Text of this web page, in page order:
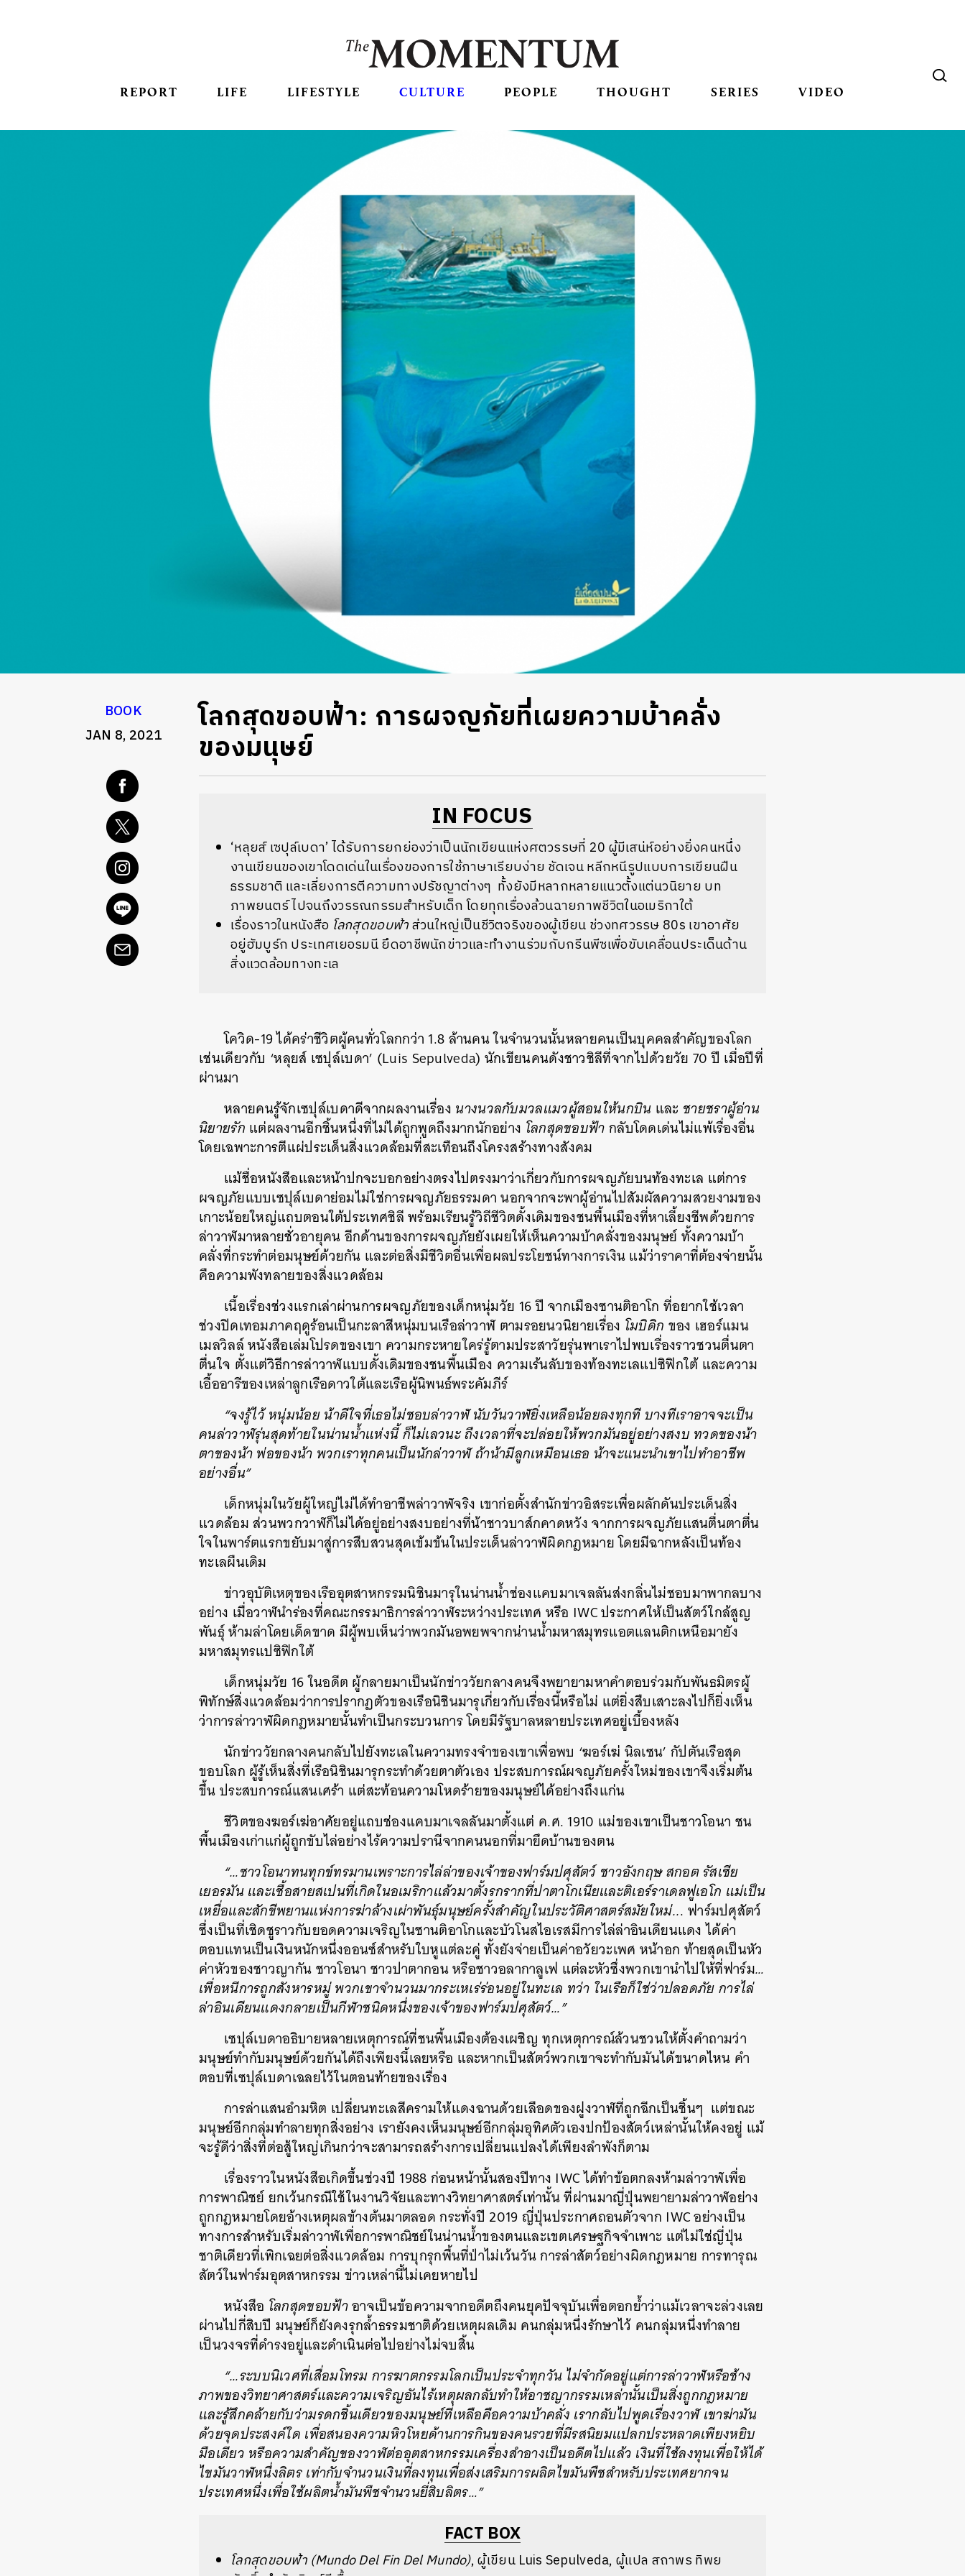
REPORT LIFE LIFESTYLE CULTURE PEOPLE THOUGHT SERIES VIDEO
BOOK
JAN 8, 2021
โลกสุดขอบฟ้า: การผจญภัยที่เผยความบ้าคลั่ง
ของมนุษย์
IN FOCUS
‘หลุยส์ เซปุล์เบดา’ ได้รับการยกย่องว่าเป็นนักเขียนแห่งศตวรรษที่ 20 ผู้มีเสน่ห์อย่างยิ่งคนหนึ่ง
งานเขียนของเขาโดดเด่นในเรื่องของการใช้ภาษาเรียบง่าย ชัดเจน หลีกหนีรูปแบบการเขียนฝืน
ธรรมชาติ และเลี่ยงการตีความทางปรัชญาต่างๆ ทั้งยังมีหลากหลายแนวตั้งแต่นวนิยาย บท
ภาพยนตร์ ไปจนถึงวรรณกรรมสำหรับเด็ก โดยทุกเรื่องล้วนฉายภาพชีวิตในอเมริกาใต้
เรื่องราวในหนังสือ โลกสุดขอบฟ้าส่วนใหญ่เป็นชีวิตจริงของผู้เขียน ช่วงทศวรรษ 80s เขาอาศัย
อยู่ฮัมบูร์ก ประเทศเยอรมนี ยึดอาชีพนักข่าวและทำงานร่วมกับกรีนพีซเพื่อขับเคลื่อนประเด็นด้าน
สิ่งแวดล้อมทางทะเล
โควิด-19 ได้คร่าชีวิตผู้คนทั่วโลกกว่า 1.8 ล้านคน ในจำนวนนั้นหลายคนเป็นบุคคลสำคัญของโลก
เช่นเดียวกับ ‘หลุยส์ เซปุล์เบดา’ (Luis Sepulveda) นักเขียนคนดังชาวชิลีที่จากไปด้วยวัย 70 ปี เมื่อปีที่
ผ่านมา
หลายคนรู้จักเซปุล์เบดาดีจากผลงานเรื่อง นางนวลกับมวลแมวผู้สอนให้นกบิน และ ชายชราผู้อ่าน
นิยายรัก แต่ผลงานอีกชิ้นหนึ่งที่ไม่ได้ถูกพูดถึงมากนักอย่าง โลกสุดขอบฟ้ากลับโดดเด่นไม่แพ้เรื่องอื่น
โดยเฉพาะการตีแผ่ประเด็นสิ่งแวดล้อมที่สะเทือนถึงโครงสร้างทางสังคม
แม้ชื่อหนังสือและหน้าปกจะบอกอย่างตรงไปตรงมาว่าเกี่ยวกับการผจญภัยบนท้องทะเล แต่การ
ผจญภัยแบบเซปุล์เบดาย่อมไม่ใช่การผจญภัยธรรมดา นอกจากจะพาผู้อ่านไปสัมผัสความสวยงามของ
เกาะน้อยใหญ่แถบตอนใต้ประเทศชิลี พร้อมเรียนรู้วิถีชีวิตดั้งเดิมของชนพื้นเมืองที่หาเลี้ยงชีพด้วยการ
ล่าวาฬมาหลายชั่วอายุคน อีกด้านของการผจญภัยยังเผยให้เห็นความบ้าคลั่งของมนุษย์ ทั้งความบ้า
คลั่งที่กระทำต่อมนุษย์ด้วยกัน และต่อสิ่งมีชีวิตอื่นเพื่อผลประโยชน์ทางการเงิน แม้ว่าราคาที่ต้องจ่ายนั้น
คือความพังทลายของสิ่งแวดล้อม
เนื้อเรื่องช่วงแรกเล่าผ่านการผจญภัยของเด็กหนุ่มวัย 16 ปี จากเมืองซานติอาโก ที่อยากใช้เวลา
ช่วงปิดเทอมภาคฤดูร้อนเป็นกะลาสีหนุ่มบนเรือล่าวาฬ ตามรอยนวนิยายเรื่อง โมบิดิก ของ เฮอร์แมน
เมลวิลล์ หนังสือเล่มโปรดของเขา ความกระหายใคร่รู้ตามประสาวัยรุ่นพาเราไปพบเรื่องราวชวนตื่นตา
ตื่นใจ ตั้งแต่วิธีการล่าวาฬแบบดั้งเดิมของชนพื้นเมือง ความเร้นลับของท้องทะเลแปซิฟิกใต้ และความ
เอื้ออารีของเหล่าลูกเรือดาวใต้และเรือผู้นิพนธ์พระคัมภีร์
“จงรู้ไว้ หนุ่มน้อย น้าดีใจที่เธอไม่ชอบล่าวาฬ นับวันวาฬยิ่งเหลือน้อยลงทุกที บางทีเราอาจจะเป็น
คนล่าวาฬรุ่นสุดท้ายในน่านน้ำแห่งนี้ ก็ไม่เลวนะ ถึงเวลาที่จะปล่อยให้พวกมันอยู่อย่างสงบ ทวดของน้า
ตาของน้า พ่อของน้า พวกเราทุกคนเป็นนักล่าวาฬ ถ้าน้ามีลูกเหมือนเธอ น้าจะแนะนำเขาไปทำอาชีพ
อย่างอื่น”
เด็กหนุ่มในวัยผู้ใหญ่ไม่ได้ทำอาชีพล่าวาฬจริง เขาก่อตั้งสำนักข่าวอิสระเพื่อผลักดันประเด็นสิ่ง
แวดล้อม ส่วนพวกวาฬก็ไม่ได้อยู่อย่างสงบอย่างที่น้าชาวบาส์กคาดหวัง จากการผจญภัยแสนตื่นตาตื่น
ใจในพาร์ตแรกขยับมาสู่การสืบสวนสุดเข้มข้นในประเด็นล่าวาฬผิดกฎหมาย โดยมีฉากหลังเป็นท้อง
ทะเลผืนเดิม
ข่าวอุบัติเหตุของเรืออุตสาหกรรมนิชินมารุในน่านน้ำช่องแคบมาเจลลันส่งกลิ่นไม่ชอบมาพากลบาง
อย่าง เมื่อวาฬนำร่องที่คณะกรรมาธิการล่าวาฬระหว่างประเทศ หรือ IWC ประกาศให้เป็นสัตว์ใกล้สูญ
พันธุ์ ห้ามล่าโดยเด็ดขาด มีผู้พบเห็นว่าพวกมันอพยพจากน่านน้ำมหาสมุทรแอตแลนติกเหนือมายัง
มหาสมุทรแปซิฟิกใต้
เด็กหนุ่มวัย 16 ในอดีต ผู้กลายมาเป็นนักข่าววัยกลางคนจึงพยายามหาคำตอบร่วมกับพันธมิตรผู้
พิทักษ์สิ่งแวดล้อมว่าการปรากฏตัวของเรือนิชินมารุเกี่ยวกับเรื่องนี้หรือไม่ แต่ยิ่งสืบเสาะลงไปก็ยิ่งเห็น
ว่าการล่าวาฬผิดกฎหมายนั้นทำเป็นกระบวนการ โดยมีรัฐบาลหลายประเทศอยู่เบื้องหลัง
นักข่าววัยกลางคนกลับไปยังทะเลในความทรงจำของเขาเพื่อพบ ‘ฆอร์เฆ่ นิลเซน’ กัปตันเรือสุด
ขอบโลก ผู้รู้เห็นสิ่งที่เรือนิชินมารุกระทำด้วยตาตัวเอง ประสบการณ์ผจญภัยครั้งใหม่ของเขาจึงเริ่มต้น
ขึ้น ประสบการณ์แสนเศร้า แต่สะท้อนความโหดร้ายของมนุษย์ได้อย่างถึงแก่น
ชีวิตของฆอร์เฆ่อาศัยอยู่แถบช่องแคบมาเจลลันมาตั้งแต่ ค.ศ. 1910 แม่ของเขาเป็นชาวโอนา ชน
พื้นเมืองเก่าแก่ผู้ถูกขับไล่อย่างไร้ความปรานีจากคนนอกที่มายึดบ้านของตน
“…ชาวโอนาทนทุกข์ทรมานเพราะการไล่ล่าของเจ้าของฟาร์มปศุสัตว์ ชาวอังกฤษ สกอต รัสเซีย
เยอรมัน และเชื้อสายสเปนที่เกิดในอเมริกาแล้วมาตั้งรกรากที่ปาตาโกเนียและติเอร์ราเดลฟูเอโก แม่เป็น
เหยื่อและสักขีพยานแห่งการฆ่าล้างเผ่าพันธุ์มนุษย์ครั้งสำคัญในประวัติศาสตร์สมัยใหม่... ฟาร์มปศุสัตว์
ซึ่งเป็นที่เชิดชูราวกับยอดความเจริญในซานติอาโกและบัวโนสไอเรสมีการไล่ล่าอินเดียนแดง ได้ค่า
ตอบแทนเป็นเงินหนักหนึ่งออนซ์สำหรับใบหูแต่ละคู่ ทั้งยังจ่ายเป็นค่าอวัยวะเพศ หน้าอก ท้ายสุดเป็นหัว
ค่าหัวของชาวญากัน ชาวโอนา ชาวปาตากอน หรือชาวอลากาลูเฟ แต่ละหัวซึ่งพวกเขานำไปให้ที่ฟาร์ม…
เพื่อหนีการถูกสังหารหมู่ พวกเขาจำนวนมากระเหเร่ร่อนอยู่ในทะเล ทว่า ในเรือก็ใช่ว่าปลอดภัย การไล่
ล่าอินเดียนแดงกลายเป็นกีฬาชนิดหนึ่งของเจ้าของฟาร์มปศุสัตว์…”
เซปุล์เบดาอธิบายหลายเหตุการณ์ที่ชนพื้นเมืองต้องเผชิญ ทุกเหตุการณ์ล้วนชวนให้ตั้งคำถามว่า
มนุษย์ทำกับมนุษย์ด้วยกันได้ถึงเพียงนี้เลยหรือ และหากเป็นสัตว์พวกเขาจะทำกับมันได้ขนาดไหน คำ
ตอบที่เซปุล์เบดาเฉลยไว้ในตอนท้ายของเรื่อง
การล่าแสนอำมหิต เปลี่ยนทะเลสีครามให้แดงฉานด้วยเลือดของฝูงวาฬที่ถูกฉีกเป็นชิ้นๆ แต่ขณะ
มนุษย์อีกกลุ่มทำลายทุกสิ่งอย่าง เรายังคงเห็นมนุษย์อีกกลุ่มอุทิศตัวเองปกป้องสัตว์เหล่านั้นให้คงอยู่ แม้
จะรู้ดีว่าสิ่งที่ต่อสู้ใหญ่เกินกว่าจะสามารถสร้างการเปลี่ยนแปลงได้เพียงลำพังก็ตาม
เรื่องราวในหนังสือเกิดขึ้นช่วงปี 1988 ก่อนหน้านั้นสองปีทาง IWC ได้ทำข้อตกลงห้ามล่าวาฬเพื่อ
การพาณิชย์ ยกเว้นกรณีใช้ในงานวิจัยและทางวิทยาศาสตร์เท่านั้น ที่ผ่านมาญี่ปุ่นพยายามล่าวาฬอย่าง
ถูกกฎหมายโดยอ้างเหตุผลข้างต้นมาตลอด กระทั่งปี 2019 ญี่ปุ่นประกาศถอนตัวจาก IWC อย่างเป็น
ทางการสำหรับเริ่มล่าวาฬเพื่อการพาณิชย์ในน่านน้ำของตนและเขตเศรษฐกิจจำเพาะ แต่ไม่ใช่ญี่ปุ่น
ชาติเดียวที่เพิกเฉยต่อสิ่งแวดล้อม การบุกรุกพื้นที่ป่าไม่เว้นวัน การล่าสัตว์อย่างผิดกฎหมาย การทารุณ
สัตว์ในฟาร์มอุตสาหกรรม ข่าวเหล่านี้ไม่เคยหายไป
หนังสือ โลกสุดขอบฟ้าอาจเป็นข้อความจากอดีตถึงคนยุคปัจจุบันเพื่อตอกย้ำว่าแม้เวลาจะล่วงเลย
ผ่านไปกี่สิบปี มนุษย์ก็ยังคงรุกล้ำธรรมชาติด้วยเหตุผลเดิม คนกลุ่มหนึ่งรักษาไว้ คนกลุ่มหนึ่งทำลาย
เป็นวงจรที่ดำรงอยู่และดำเนินต่อไปอย่างไม่จบสิ้น
“…ระบบนิเวศที่เสื่อมโทรม การฆาตกรรมโลกเป็นประจำทุกวัน ไม่จำกัดอยู่แต่การล่าวาฬหรือช้าง
ภาพของวิทยาศาสตร์และความเจริญอันไร้เหตุผลกลับทำให้อาชญากรรมเหล่านั้นเป็นสิ่งถูกกฎหมาย
และรู้สึกคล้ายกับว่ามรดกชิ้นเดียวของมนุษย์ที่เหลือคือความบ้าคลั่ง เรากลับไปพูดเรื่องวาฬ เขาฆ่ามัน
ด้วยจุดประสงค์ใด เพื่อสนองความหิวโหยด้านการกินของคนรวยที่มีรสนิยมแปลกประหลาดเพียงหยิบ
มือเดียว หรือความสำคัญของวาฬต่ออุตสาหกรรมเครื่องสำอางเป็นอดีตไปแล้ว เงินที่ใช้ลงทุนเพื่อให้ได้
ไขมันวาฬหนึ่งลิตร เท่ากับจำนวนเงินที่ลงทุนเพื่อส่งเสริมการผลิตไขมันพืชสำหรับประเทศยากจน
ประเทศหนึ่งเพื่อใช้ผลิตน้ำมันพืชจำนวนยี่สิบลิตร…”
FACT BOX
โลกสุดขอบฟ้า (Mundo Del Fin Del Mundo), ผู้เขียน Luis Sepulveda, ผู้แปล สถาพร ทิพย
ค้นหา
SHARE TWEET LINE EMAIL